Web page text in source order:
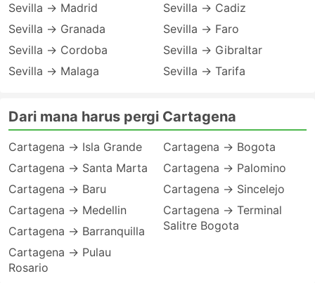
Sevilla → Madrid
Sevilla → Granada
Sevilla → Cordoba
Sevilla → Malaga
Sevilla → Cadiz
Sevilla → Faro
Sevilla → Gibraltar
Sevilla → Tarifa
Dari mana harus pergi Cartagena
Cartagena → Isla Grande
Cartagena → Santa Marta
Cartagena → Baru
Cartagena → Medellin
Cartagena → Barranquilla
Cartagena → Pulau
Rosario
Cartagena → Bogota
Cartagena → Palomino
Cartagena → Sincelejo
Cartagena → Terminal
Salitre Bogota